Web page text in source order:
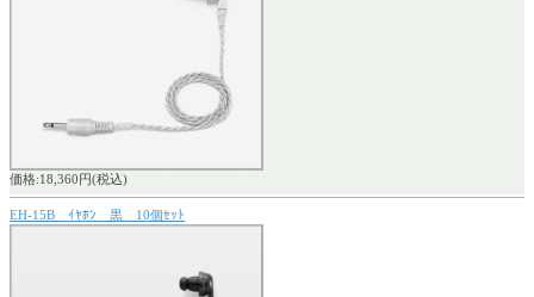
価格:18,360円(税込)
EH-15B ｲﾔﾎﾝ 黒 10個ｾｯﾄ